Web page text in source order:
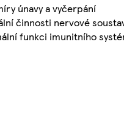
únavy a vyčerpání
činnosti nervové
funkci imunitního